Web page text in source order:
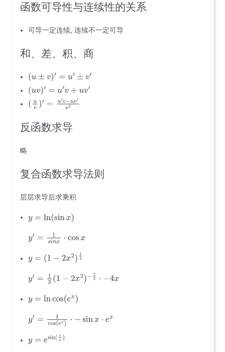
函数可导性与连续性的关系
可导一定连续, 连续不一定可导
和、差、积、商
反函数求导
略
复合函数求导法则
层层求导后求乘积